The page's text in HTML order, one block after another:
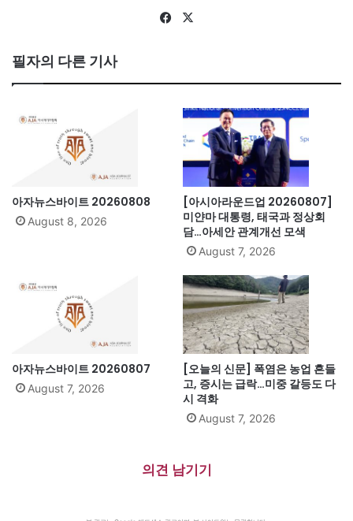
Facebook
필자의 다른 기사
아자뉴스바이트 20260808
August 8, 2026
[아시아라운드업 20260807]
미얀마 대통령, 태국과 정상회
담…아세안 관계개선 모색
August 7, 2026
아자뉴스바이트 20260807
August 7, 2026
[오늘의 신문] 폭염은 농업 흔들
고, 증시는 급락…미중 갈등도 다
시 격화
August 7, 2026
의견 남기기